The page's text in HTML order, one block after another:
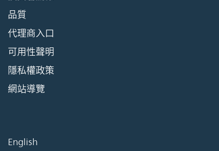
品質
代理商入口
可用性聲明
隱私權政策
網站導覽
English